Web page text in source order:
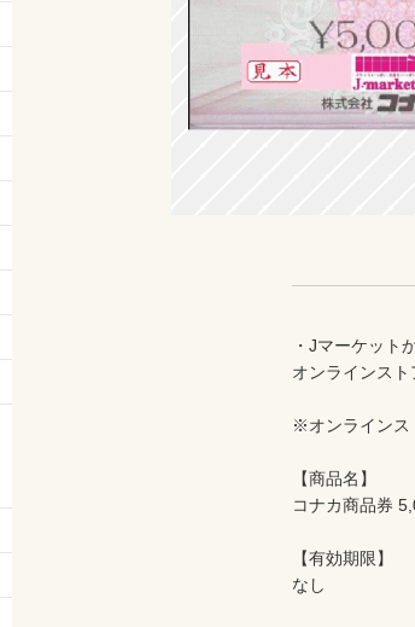
・Jマーケット
オンラインスト
※オンラインス
【商品名】
コナカ商品券
【有効期限】
なし